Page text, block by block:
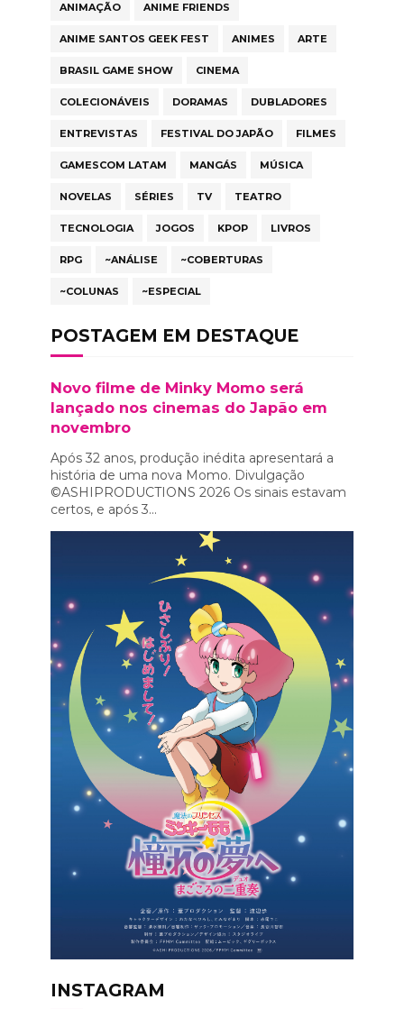
ANIMAÇÃO ANIME FRIENDS
ANIME SANTOS GEEK FEST ANIMES ARTE
BRASIL GAME SHOW CINEMA
COLECIONÁVEIS DORAMAS DUBLADORES
ENTREVISTAS FESTIVAL DO JAPÃO FILMES
GAMESCOM LATAM MANGÁS MÚSICA
NOVELAS SÉRIES TV TEATRO
TECNOLOGIA JOGOS KPOP LIVROS
RPG ~ANÁLISE ~COBERTURAS
~COLUNAS ~ESPECIAL
POSTAGEM EM DESTAQUE
Novo filme de Minky Momo será
lançado nos cinemas do Japão em
novembro
Após 32 anos, produção inédita apresentará a
história de uma nova Momo. Divulgação
©ASHIPRODUCTIONS 2026 Os sinais estavam
certos, e após 3...
INSTAGRAM